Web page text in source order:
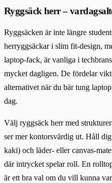
Ryggsäck herr –
Ryggsäcken är inte längre
herryggsäckar i slim fit-design,
laptop-fack, är vanliga i
mycket dagligen. De fördelar
alternativet när du bär tung
dag.
Välj ryggsäck herr med
ser mer kontorsvärdig ut. Håll
kaki) och läder- eller canvas-
där intrycket spelar roll. En
är ett bra val om du vill kunna